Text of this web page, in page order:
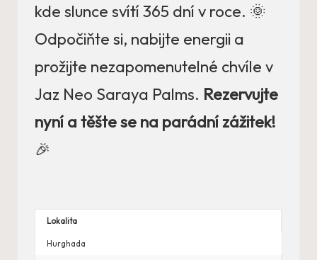
kde slunce svítí 365 dní v roce. 🌞
Odpočiňte si, nabijte energii a
prožijte nezapomenutelné chvíle v
Jaz Neo Saraya Palms. Rezervujte
nyní a těšte se na parádní zážitek!
🎉
Lokalita
Hurghada